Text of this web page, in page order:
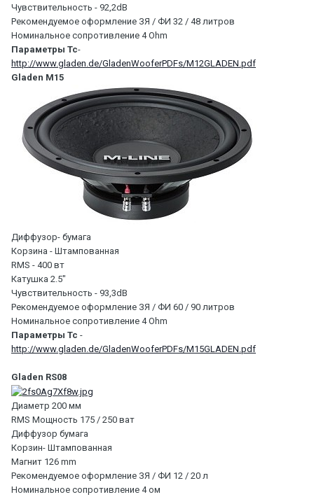
Чувствительность - 92,2dB
Рекомендуемое оформление ЗЯ / ФИ 32 / 48 литров
Номинальное сопротивление 4 Ohm
Параметры Тс-
http://www.gladen.de/GladenWooferPDFs/M12GLADEN.pdf
Gladen M15
Диффузор- бумага
Корзина - Штампованная
RMS - 400 вт
Катушка 2.5"
Чувствительность - 93,3dB
Рекомендуемое оформление ЗЯ / ФИ 60 / 90 литров
Номинальное сопротивление 4 Ohm
Параметры Тс -
http://www.gladen.de/GladenWooferPDFs/M15GLADEN.pdf
Gladen RS08
Диаметр 200 мм
RMS Мощность 175 / 250 ват
Диффузор бумага
Корзин- Штампованная
Магнит 126 mm
Рекомендуемое оформление ЗЯ / ФИ 12 / 20 л
Номинальное сопротивление 4 ом